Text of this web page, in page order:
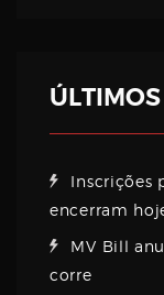
Inscrições
encerram
MV Bill
corre